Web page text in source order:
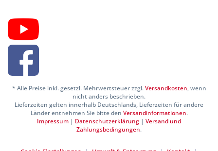
* Alle Preise inkl. gesetzl. Mehrwertsteuer zzgl.Versandkosten, wenn
nicht anders beschrieben.
Lieferzeiten gelten innerhalb Deutschlands, Lieferzeiten für andere
Länder entnehmen Sie bitte den Versandinformationen.
Impressum | Datenschutzerklärung | Versand und
Zahlungsbedingungen.